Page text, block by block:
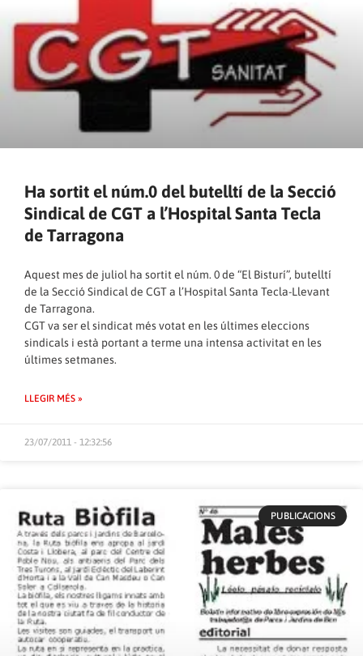
Ha sortit el núm.0 del butelltí de la Secció
Sindical de CGT a l’Hospital Santa Tecla
de Tarragona
Aquest mes de juliol ha sortit el núm. 0 de “El Bisturí”, butelltí
de la Secció Sindical de CGT a l’Hospital Santa Tecla-Llevant
de Tarragona.
CGT va ser el sindicat més votat en les últimes eleccions
sindicals i està portant a terme una intensa activitat en les
últimes setmanes.
LLEGIR MÉS »
23/07/2011 - 12:32:56
PUBLICACIONS